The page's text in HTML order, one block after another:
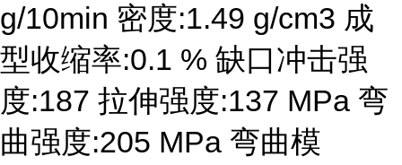
g/10min 密度:1.49 g/cm3 成
型收缩率:0.1 % 缺口冲击强
度:187 拉伸强度:137 MPa 弯
曲强度:205 MPa 弯曲模